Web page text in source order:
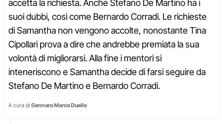
accetta la richiesta. Anche Stefano De Martino ha i
suoi dubbi, così come Bernardo Corradi. Le richieste
di Samantha non vengono accolte, nonostante Tina
Cipollari prova a dire che andrebbe premiata la sua
volontà di migliorarsi. Alla fine i mentori si
inteneriscono e Samantha decide di farsi seguire da
Stefano De Martino e Bernardo Corradi.
A cura di Gennaro Marco Duello